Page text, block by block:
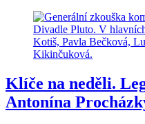
Klíče na neděli.
Antonína